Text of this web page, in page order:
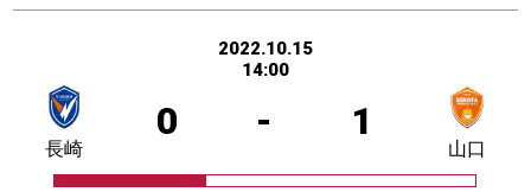
2022.10.15
14:00
0 - 1
長崎 山口